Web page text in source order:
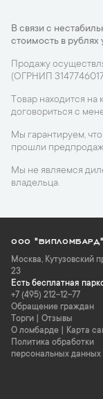
В связи с
стоимость в
Продажу
(ОГРНИП
Товар находится
договориться с
Мы гарантируем,
прошли
Мы не являемся
владельца.
ООО "ВИПЛОМБАРД"
Москва, Кутузовский
23
Есть бесплатная
+7 (495) 212-12-77
Обращение граждан
Торги
Отзывы
О ломбарде
Карта
Политика обработки
персональных данных